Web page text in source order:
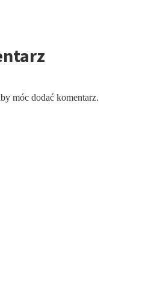
móc dodać komentarz.